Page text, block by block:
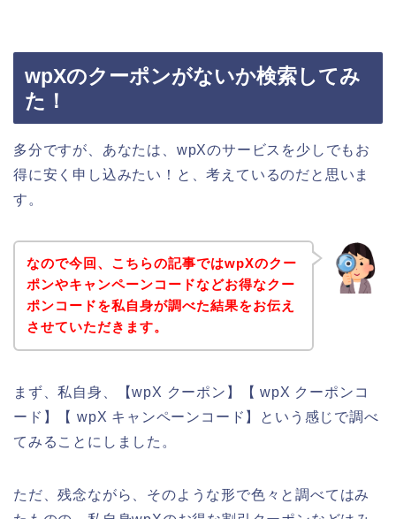
wpXのクーポンがないか検索してみ
た！
多分ですが、あなたは、wpXのサービスを少しでもお
得に安く申し込みたい！と、考えているのだと思いま
す。
なので今回、こちらの記事ではwpXのクー
ポンやキャンペーンコードなどお得なクー
ポンコードを私自身が調べた結果をお伝え
させていただきます。
まず、私自身、【wpX クーポン】【 wpX クーポンコ
ード】【 wpX キャンペーンコード】という感じで調べ
てみることにしました。
ただ、残念ながら、そのような形で色々と調べてはみ